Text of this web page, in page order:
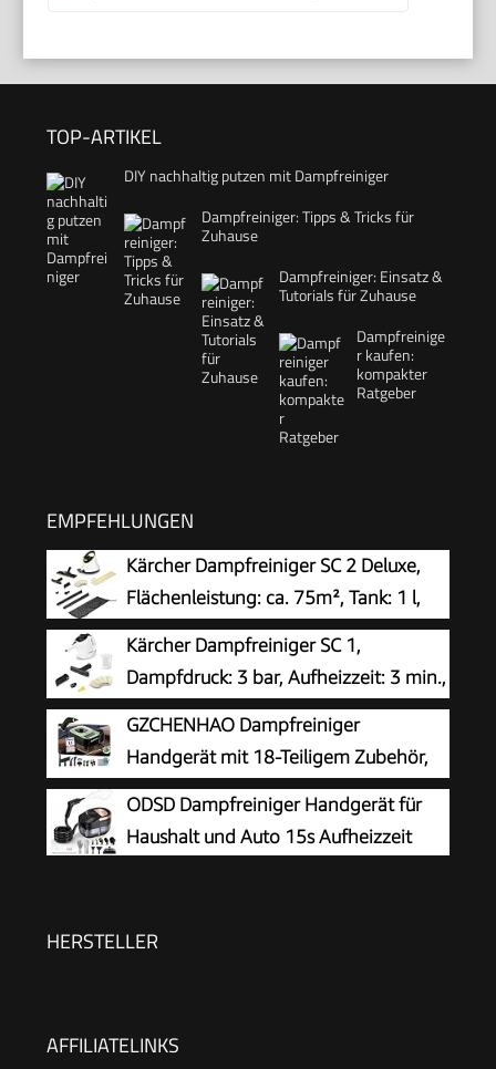
TOP-ARTIKEL
DIY nachhaltig putzen mit Dampfreiniger
Dampfreiniger: Tipps & Tricks für
Zuhause
Dampfreiniger: Einsatz &
Tutorials für Zuhause
Dampfreinige
r kaufen:
kompakter
Ratgeber
EMPFEHLUNGEN
Kärcher Dampfreiniger SC 2 Deluxe,
Flächenleistung: ca. 75m², Tank: 1 l,
Dampfdruck: max. 3,2 bar, Aufheizzeit:
6,5 min., Heizleistung: 1.500 W, mit
Bodenreinigungsset EasyFix und 3 Düsen,Single
Kärcher Dampfreiniger SC 1,
Dampfdruck: 3 bar, Aufheizzeit: 3 min.,
Leistung: 1.200 W, Flächenleistung: 20
m², Tank: 200 ml, mit Hand-, Punktstrahl- und
Powerdüse, Mikrofaser-Überzug und Rundbürste
GZCHENHAO Dampfreiniger
Handgerät mit 18-Teiligem Zubehör,
2500W & 9s Turbo-Dampf mit 5 BAR
Druck – 99,99% Reinigung & 100%
Natürlich,Steam Cleaner für Boden, Küche, Bad,
ODSD Dampfreiniger Handgerät für
Haushalt und Auto 15s Aufheizzeit
HERSTELLER
AFFILIATELINKS